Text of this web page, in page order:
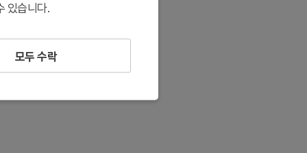
있습니다.
모두 수락